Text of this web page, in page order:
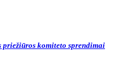
priežiūros komiteto sprendimai